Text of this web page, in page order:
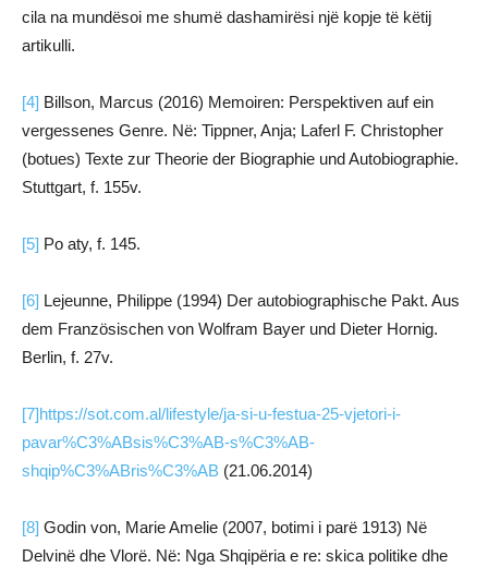
cila na mundësoi me shumë dashamirësi një kopje të këtij
artikulli.
[4] Billson, Marcus (2016) Memoiren: Perspektiven auf ein
vergessenes Genre. Në: Tippner, Anja; Laferl F. Christopher
(botues) Texte zur Theorie der Biographie und Autobiographie.
Stuttgart, f. 155v.
[5] Po aty, f. 145.
[6] Lejeunne, Philippe (1994) Der autobiographische Pakt. Aus
dem Französischen von Wolfram Bayer und Dieter Hornig.
Berlin, f. 27v.
[7]https://sot.com.al/lifestyle/ja-si-u-festua-25-vjetori-i-
pavar%C3%ABsis%C3%AB-s%C3%AB-
shqip%C3%ABris%C3%AB (21.06.2014)
[8] Godin von, Marie Amelie (2007, botimi i parë 1913) Në
Delvinë dhe Vlorë. Në: Nga Shqipëria e re: skica politike dhe